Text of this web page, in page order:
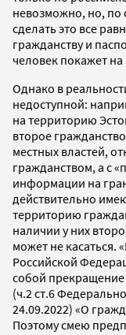
невозможно, но, по
сделать это все
гражданству и
человек покажет
Однако в
недоступной:
на территорию
второе
местных властей,
гражданством, а с
информации на
действительно
территорию
наличии у них
может не
Российской
собой
(ч.2 ст.6
24.09.2022) «О
Поэтому смею